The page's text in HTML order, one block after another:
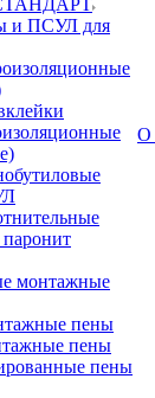
и ПСУЛ для
монтажные
пены
пены
пены
О